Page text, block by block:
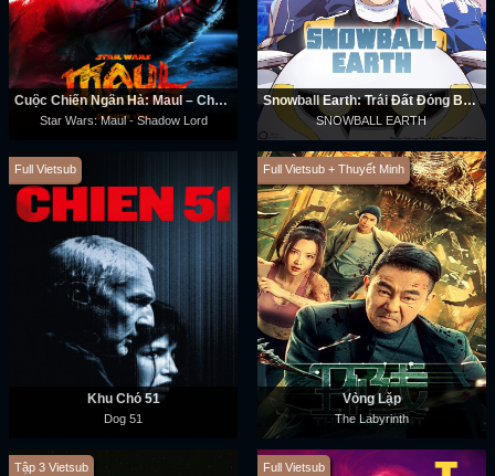
Cuộc Chiến Ngân Hà: Maul – Chúa Tể Bóng Tối
Star Wars: Maul - Shadow Lord
Snowball Earth: Trái Đất Đóng Băng
SNOWBALL EARTH
Full Vietsub
Khu Chó 51
Dog 51
Full Vietsub + Thuyết Minh
Vòng Lặp
The Labyrinth
Tập 3 Vietsub Full Vietsub